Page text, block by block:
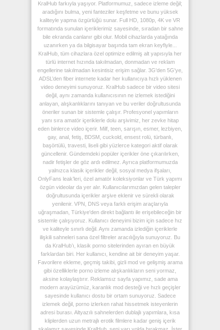
KralHub farkıyla yaşıyor. Platformumuz, sadece izleme değil;
aradığını bulma, yeni fanteziler keşfetme ve bunu yüksek
kaliteyle yapma özgürlüğü sunar. Full HD, 1080p, 4K ve VR
formatında sunulan içeriklerimiz sayesinde, sıradan bir sahne
bile ekranda canlanır gibi olur. Mobil cihazlarda yatağında
uzanırken ya da bilgisayar başında tam ekran keyfiyle...
KralHub, tüm cihazlara özel optimize edilmiş alt yapısıyla her
türlü internet hızında takılmadan, donmadan ve reklam
engellerine takılmadan kesintisiz erişim sağlar. 3G'den 5G'ye,
ADSL’den fiber internete kadar her kullanıcıya hızlı yüklenen
video deneyimi sunuyoruz. KralHub sadece bir video sitesi
değil, aynı zamanda kullanıcısının ne izlemek istediğini
anlayan, alışkanlıklarını tanıyan ve bu veriler doğrultusunda
öneriler sunan bir sistemle çalışır. Profesyonel yapımların
yanı sıra amatör içeriklerle dolu arşivimiz, her zevke hitap
eden binlerce video içerir. Milf, teen, sarışın, esmer, lezbiyen,
gay, anal, fetiş, BDSM, cuckold, ensest rolü, türbanlı,
başörtülü, travesti, liseli gibi yüzlerce kategori aktif olarak
güncellenir. Gündemdeki popüler içerikler öne çıkarılırken,
nadir fetişler de göz ardı edilmez. Ayrıca platformumuzda
yalnızca klasik içerikler değil, sosyal medya ifşaları,
OnlyFans leak’leri, özel amatör koleksiyonlar ve Türk yapımı
özgün videolar da yer alır. Kullanıcılarımızdan gelen talepler
doğrultusunda içerikler arşive eklenir ve sürekli olarak
yenilenir. VPN, DNS veya farklı erişim araçlarıyla
uğraşmadan, Türkiye'den direkt bağlantı ile erişebileceğin bir
sistemle çalışıyoruz. Kullanıcı deneyimi bizim için sadece hız
ve kaliteyle sınırlı değil. Aynı zamanda izlediğin içeriklerle
ilişkili sahneleri sana özel filtreler aracılığıyla sunuyoruz. Bu
da KralHub’ı, klasik porno sitelerinden ayıran en büyük
farklardan biri. Her kullanıcı, kendine ait bir deneyim yaşar.
Favorilere ekleme, geçmiş takibi, gizli mod ve gelişmiş arama
gibi özelliklerle porno izleme alışkanlıkların seni yormaz,
aksine kolaylaştırır. Reklamsız sayfa yapımız, sade ama
modern arayüzümüz, karanlık mod desteği ve hızlı geçişler
sayesinde kullanıcı dostu bir ortam sunuyoruz. Sadece
izlemek değil, porno izlerken rahat hissetmek isteyenlerin
adresi burası. Altyazılı sahnelerden dublajlı yapımlara, kısa
kliplerden uzun metrajlı erotik filmlere kadar geniş içerik